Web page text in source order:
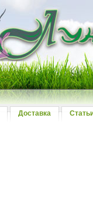
Доставка